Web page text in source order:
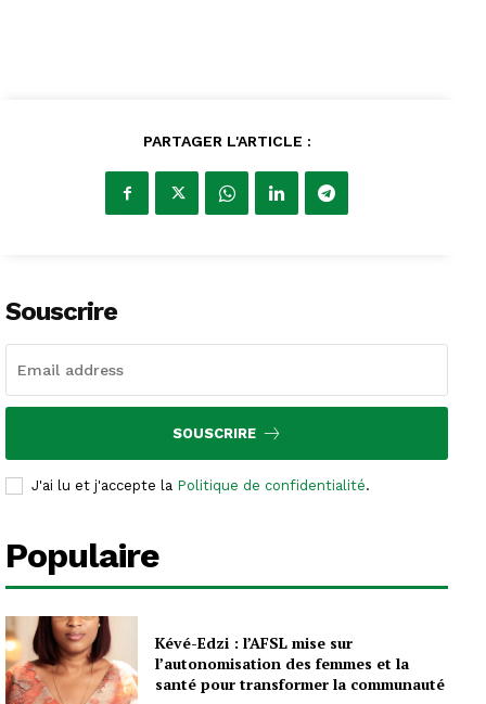
PARTAGER L'ARTICLE :
Souscrire
SOUSCRIRE
J'ai lu et j'accepte la Politique de confidentialité.
Populaire
Kévé-Edzi : l’AFSL mise sur
l’autonomisation des femmes et la
santé pour transformer la communauté